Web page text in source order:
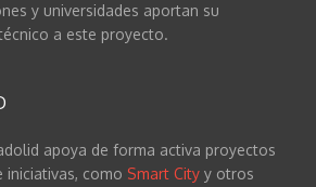
y universidades aportan su
a este proyecto.
apoya de forma activa proyectos
iniciativas, como Smart City y otros